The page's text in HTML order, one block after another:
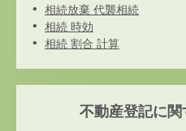
相続放棄 代襲相続
相続 時効
相続 割合 計算
不動産登記に